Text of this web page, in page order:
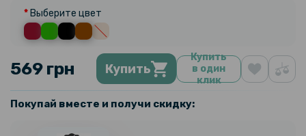
Выберите цвет
569 грн Купить
Купить
в один
клик
Покупай вместе и получи скидку: